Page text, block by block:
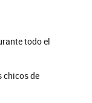
todo el
chicos de